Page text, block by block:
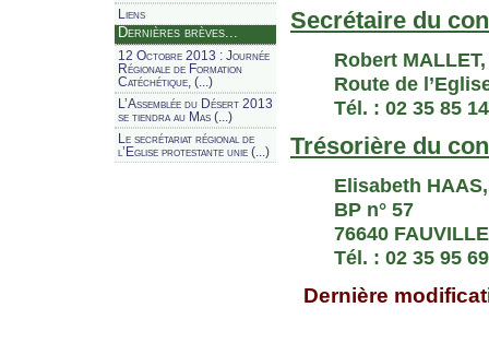
Liens
Dernières brèves...
12 Octobre 2013 : Journée
Régionale de Formation
Catéchétique, (...)
L’Assemblée du Désert 2013
se tiendra au Mas (...)
Le secrétariat régional de
l’Eglise protestante unie (...)
Secrétaire du
Robert
Route de
Tél. : 02 35 85
Trésorière du
Elisabeth
BP n° 57
76640
Tél. : 02 35 95
Dernière